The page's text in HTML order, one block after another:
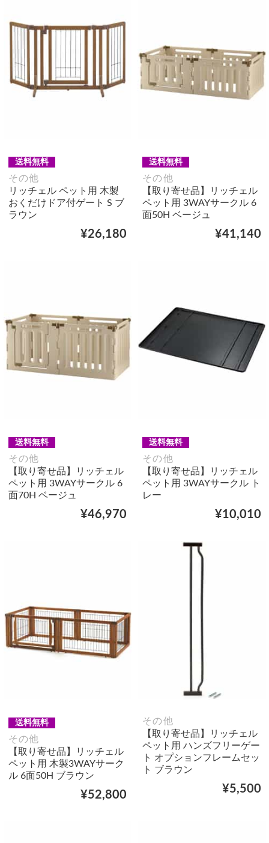
送料無料
その他
リッチェル ペット用 木製
おくだけドア付ゲート S ブ
ラウン
¥26,180
送料無料
その他
【取り寄せ品】リッチェル
ペット用 3WAYサークル 6
面50H ベージュ
¥41,140
送料無料
その他
【取り寄せ品】リッチェル
ペット用 3WAYサークル 6
面70H ベージュ
¥46,970
送料無料
その他
【取り寄せ品】リッチェル
ペット用 3WAYサークル ト
レー
¥10,010
送料無料
その他
【取り寄せ品】リッチェル
ペット用 木製3WAYサーク
ル 6面50H ブラウン
¥52,800
その他
【取り寄せ品】リッチェル
ペット用 ハンズフリーゲー
ト オプションフレームセッ
ト ブラウン
¥5,500